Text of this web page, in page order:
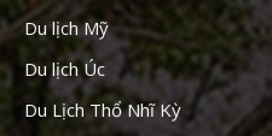
Du lịch Mỹ
Du lịch Úc
Du Lịch Thổ Nhĩ Kỳ